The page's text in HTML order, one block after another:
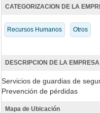
CATEGORIZACION DE LA
Recursos Humanos Otros
DESCRIPCION DE LA EMPRESA
Servicios de guardias de
Prevención de pérdidas
Mapa de Ubicación